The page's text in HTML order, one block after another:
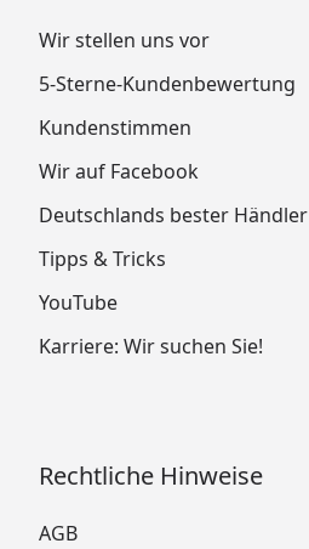
Wir stellen uns vor
5-Sterne-Kundenbewertung
Kundenstimmen
Wir auf Facebook
Deutschlands bester Händler
Tipps & Tricks
YouTube
Karriere: Wir suchen Sie!
Rechtliche Hinweise
AGB